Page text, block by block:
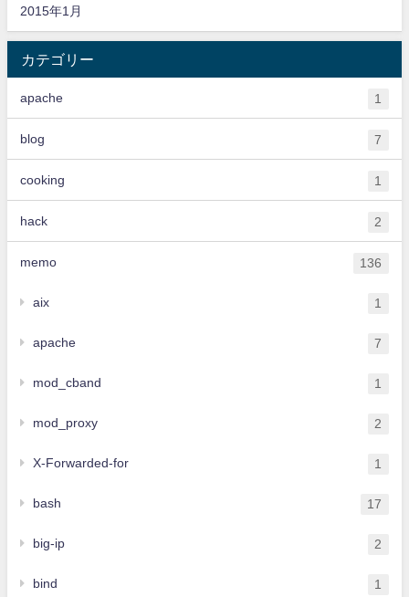
2015年1月
カテゴリー
apache 1
blog 7
cooking 1
hack 2
memo 136
aix 1
apache 7
mod_cband 1
mod_proxy 2
X-Forwarded-for 1
bash 17
big-ip 2
bind 1